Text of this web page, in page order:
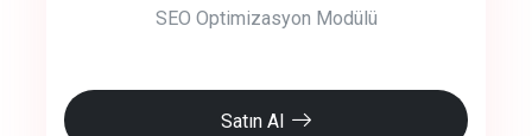
SEO Optimizasyon Modülü
Satın Al